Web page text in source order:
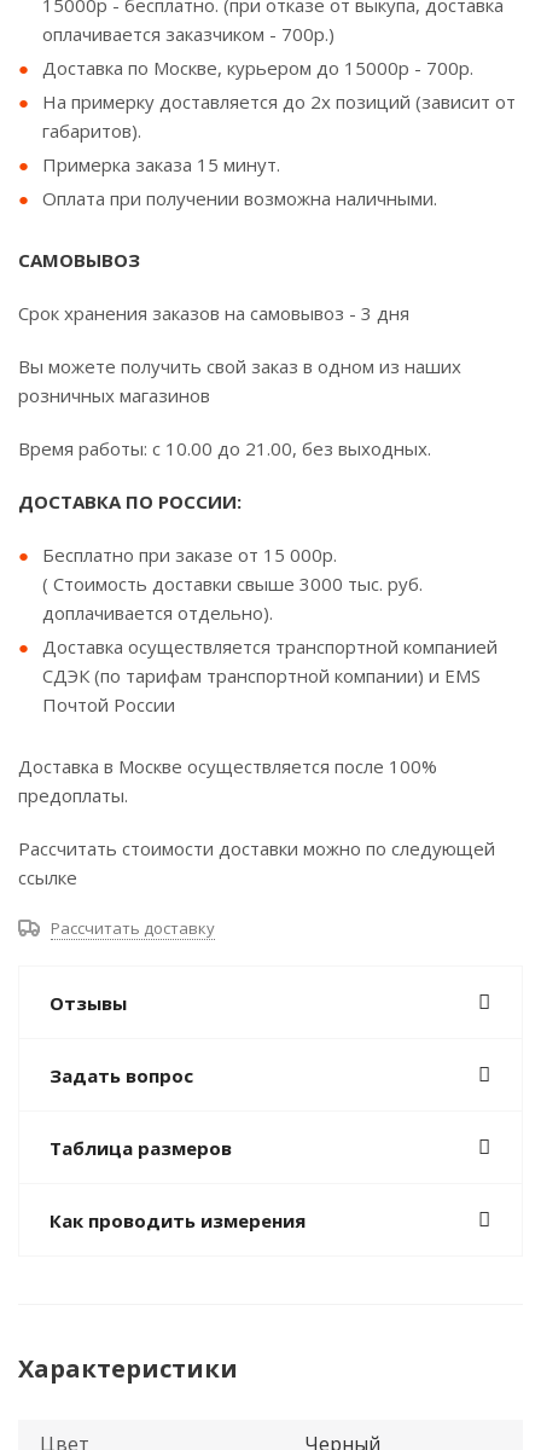
15000р - бесплатно. (при отказе от выкупа, доставка
оплачивается заказчиком - 700р.)
Доставка по Москве, курьером до 15000р - 700р.
На примерку доставляется до 2х позиций (зависит от
габаритов).
Примерка заказа 15 минут.
Оплата при получении возможна наличными.
САМОВЫВОЗ
Срок хранения заказов на самовывоз - 3 дня
Вы можете получить свой заказ в одном из наших
розничных магазинов
Время работы: с 10.00 до 21.00, без выходных.
ДОСТАВКА ПО РОССИИ:
Бесплатно при заказе от 15 000р.
( Стоимость доставки свыше 3000 тыс. руб.
доплачивается отдельно).
Доставка осуществляется транспортной компанией
СДЭК (по тарифам транспортной компании) и EMS
Почтой России
Доставка в Москве осуществляется после 100%
предоплаты.
Рассчитать стоимости доставки можно по следующей
ссылке
Рассчитать доставку
Отзывы
Задать вопрос
Таблица размеров
Как проводить измерения
Характеристики
Цвет Черный